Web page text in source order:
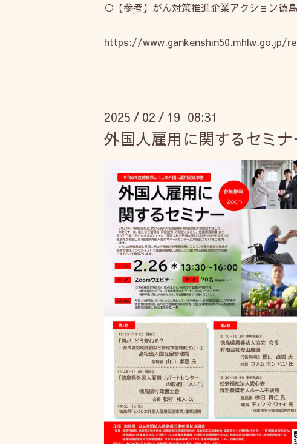
○【参考】がん対策推進企業アクション徳
https://www.gankenshin50.mhlw.go.jp/
2025 / 02 / 19 08:31
外国人雇用に関するセミナ